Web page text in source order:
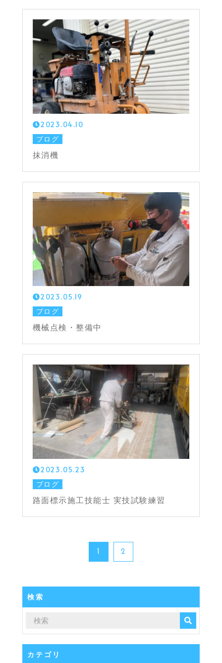
2023.04.10
ブログ
抹消機
2023.05.19
ブログ
機械点検・整備中
2023.05.23
ブログ
路面標示施工技能士 実技試験練習
1 2
検索
カテゴリ